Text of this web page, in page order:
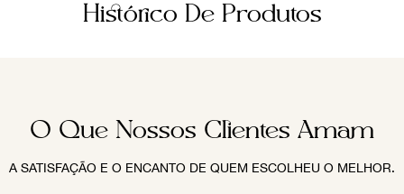
Histórico De Produtos
O Que Nossos Clientes Amam
A SATISFAÇÃO E O ENCANTO DE QUEM ESCOLHEU O MELHOR.